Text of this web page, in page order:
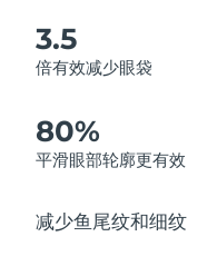
3.5
倍有效减少眼袋
80%
平滑眼部轮廓更有效
减少鱼尾纹和细纹
卢森堡
马来西亚